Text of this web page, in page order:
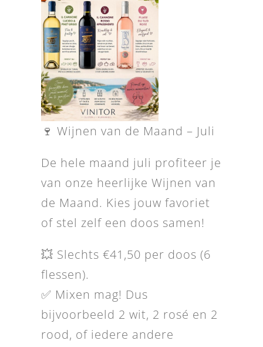
🍷 Wijnen van de Maand – Juli
De hele maand juli profiteer je
van onze heerlijke Wijnen van
de Maand. Kies jouw favoriet
of stel zelf een doos samen!
💥 Slechts €41,50 per doos (6
flessen).
✅ Mixen mag! Dus
bijvoorbeeld 2 wit, 2 rosé en 2
rood, of iedere andere